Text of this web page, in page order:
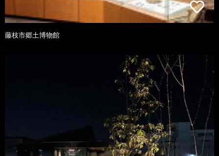
藤枝市郷土博物館